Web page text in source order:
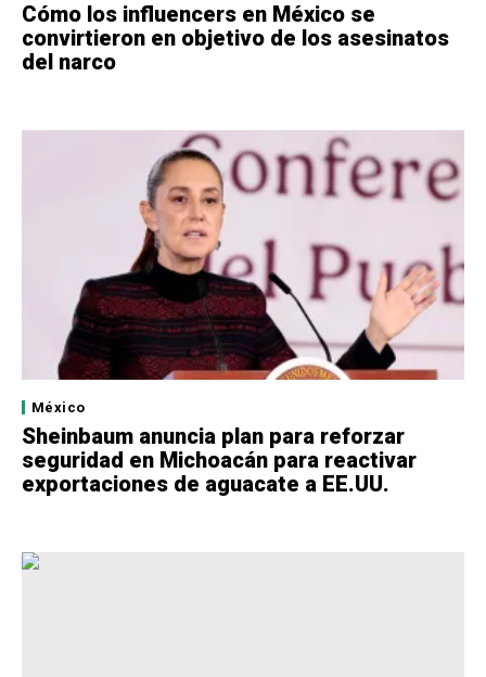
Cómo los influencers en México se
convirtieron en objetivo de los asesinatos
del narco
México
Sheinbaum anuncia plan para reforzar
seguridad en Michoacán para reactivar
exportaciones de aguacate a EE.UU.